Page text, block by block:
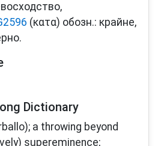
(κατα) обозн.: крайне,
Dictionary
a throwing beyond
supereminence;